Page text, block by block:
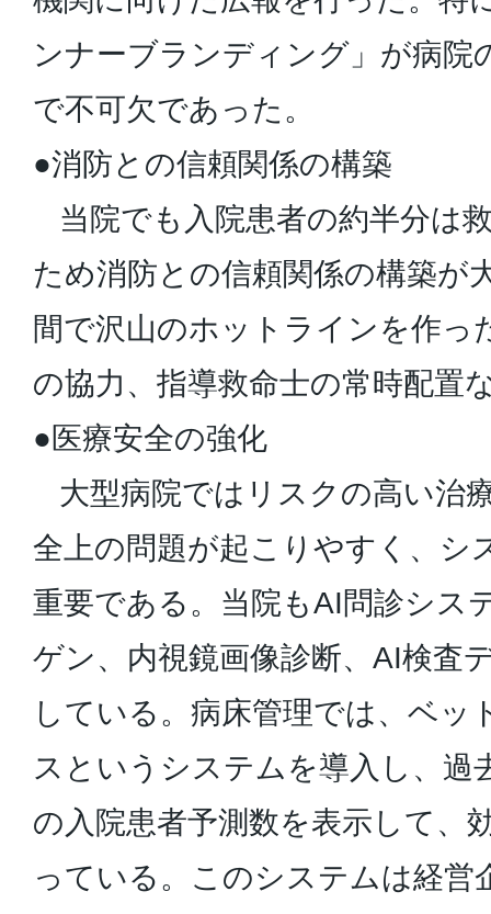
ンナーブランディング」が病院
で不可欠であった。
●消防との信頼関係の構築
当院でも入院患者の約半分は
ため消防との信頼関係の構築が
間で沢山のホットラインを作っ
の協力、指導救命士の常時配置
●医療安全の強化
大型病院ではリスクの高い治
全上の問題が起こりやすく、シ
重要である。当院もAI問診シス
ゲン、内視鏡画像診断、AI検査
している。病床管理では、ベッ
スというシステムを導入し、過
の入院患者予測数を表示して、
っている。このシステムは経営